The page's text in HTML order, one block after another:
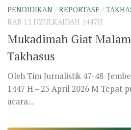
PENDIDIKAN / REPORTASE /
RAB 12 DZULKAIDAH 1447H
Mukadimah Giat
Takhasus
Oleh Tim Jurnalistik 47-48
1447 H – 25 April 2026 M Tepat
acara...